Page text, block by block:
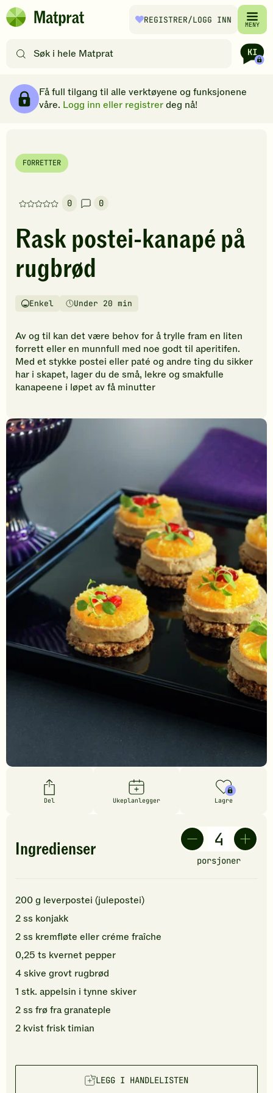
Hopp til hovedinnhold
Matprat
REGISTRER/LOGG INN MENY
etter
filtre
Få full tilgang til alle verktøyene og funksjonene
våre. Logg inn eller registrerdeg nå!
FORRETTER
0
Denne
har
foreløpig
ingen
vurderinger.
den
til
å
vurdere
denne
oppskriften.
0
Rask postei-kanapé på
rugbrød
Vanskelighetsgrad
Enkel
TilberedningstidUnder 20 min
Av og til kan det være behov for å trylle fram en liten
forrett eller en munnfull med noe godt til aperitifen.
Med et stykke postei eller paté og andre ting du sikker
har i skapet, lager du de små, lekre og smakfulle
kanapeene i løpet av få minutter
Del Ukeplanlegger Lagre
Ingredienser
porsjoner
200g leverpostei (julepostei)
2ss konjakk
2ss kremfløte eller créme fraîche
0,25 ts kvernet pepper
4skive grovt rugbrød
1 stk. appelsin i tynne skiver
2ss frø fragranateple
2 kvistfrisk timian
LEGG I HANDLELISTEN